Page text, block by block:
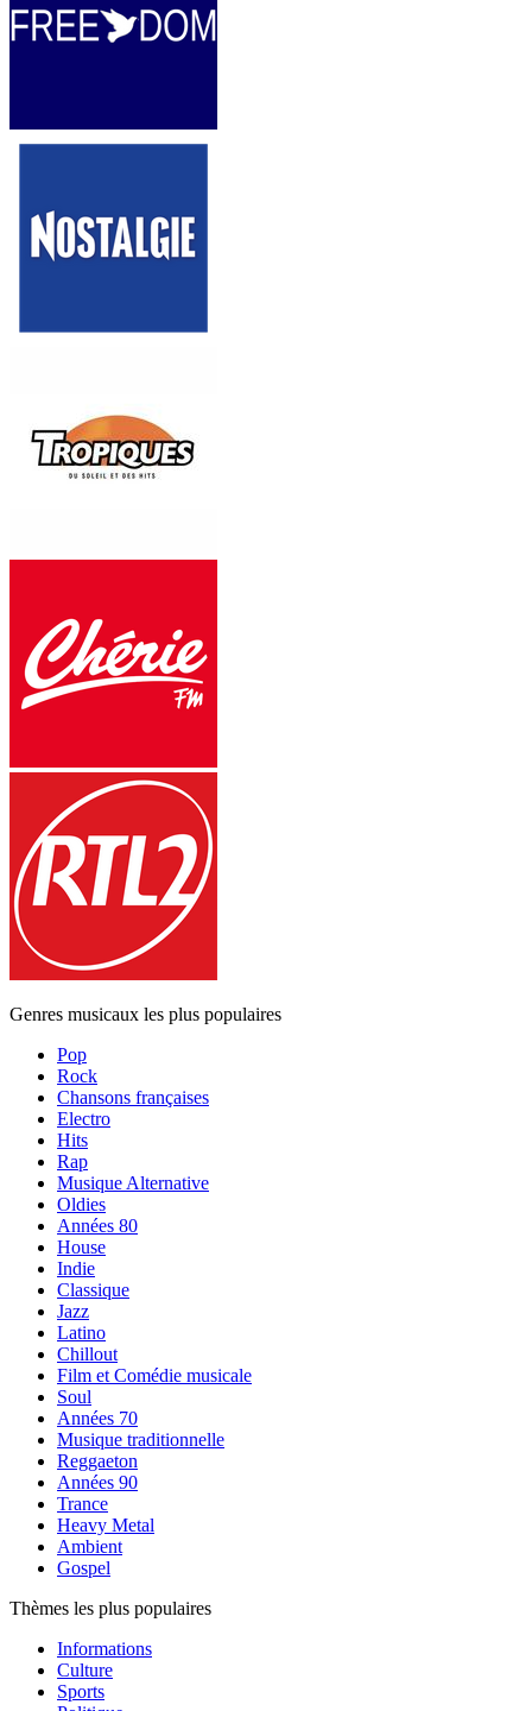
Genres musicaux les plus populaires
Pop
Rock
Chansons françaises
Electro
Hits
Rap
Musique Alternative
Oldies
Années 80
House
Indie
Classique
Jazz
Latino
Chillout
Film et Comédie musicale
Soul
Années 70
Musique traditionnelle
Reggaeton
Années 90
Trance
Heavy Metal
Ambient
Gospel
Thèmes les plus populaires
Informations
Culture
Sports